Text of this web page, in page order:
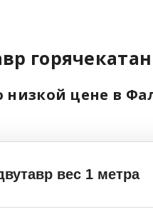
низкой цене в
вес 1 метра